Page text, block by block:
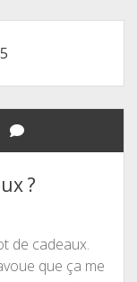
?
de cadeaux.
que ça me